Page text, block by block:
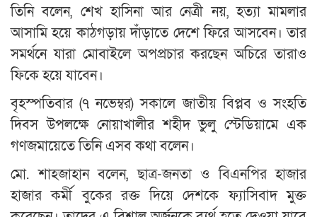
তিনি বলেন, শেখ হাসিনা আর নেত্রী নয়, হত্যা মামলার
আসামি হয়ে কাঠগড়ায় দাঁড়াতে দেশে ফিরে আসবেন। তার
সমর্থনে যারা মোবাইলে অপপ্রচার করছেন অচিরে তারাও
ফিকে হয়ে যাবেন।
বৃহস্পতিবার (৭ নভেম্বর) সকালে জাতীয় বিপ্লব ও সংহতি
দিবস উপলক্ষে নোয়াখালীর শহীদ ভুলু স্টেডিয়ামে এক
গণজমায়েতে তিনি এসব কথা বলেন।
মো. শাহজাহান বলেন, ছাত্র-জনতা ও বিএনপির হাজার
হাজার কর্মী বুকের রক্ত দিয়ে দেশকে ফ্যাসিবাদ মুক্ত